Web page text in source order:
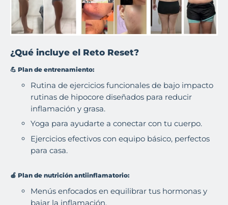
¿Qué incluye el Reto Reset?
💪 Plan de entrenamiento:
Rutina de ejercicios funcionales de bajo impacto
rutinas de hipocore diseñados para reducir
inflamación y grasa.
Yoga para ayudarte a conectar con tu cuerpo.
Ejercicios efectivos con equipo básico, perfectos
para casa.
🍎 Plan de nutrición antiinflamatorio:
Menús enfocados en equilibrar tus hormonas y
bajar la inflamación.